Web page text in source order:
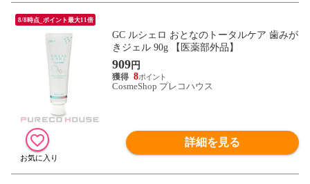
8/8時点_ポイント最大11倍
GC ルシェロ おとなのトータルケア 歯みが
きジェル 90g 【医薬部外品】
909円
8
CosmeShop プレコハウス
詳細を見る